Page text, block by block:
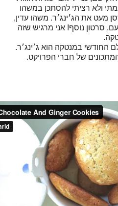
ולא רציתי להסתכן במשהו
מעט את הג׳ינג׳ר. משהו עדין,
סרטון נוסף! אני מרגיש שזה
החודשי במנטקה הוא ג׳ינג׳ר.
של חברי הפרויקט.